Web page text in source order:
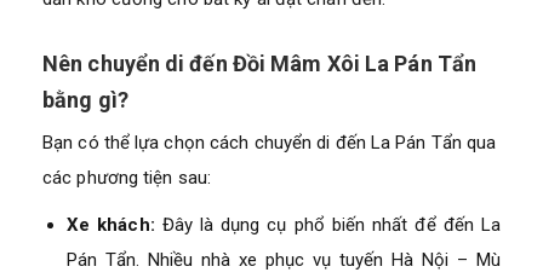
Nên chuyển di đến Đồi Mâm Xôi La Pán Tẩn
bằng gì?
Bạn có thể lựa chọn cách chuyển di đến La Pán Tẩn qua
các phương tiện sau:
Xe khách: Đây là dụng cụ phổ biến nhất để đến La
Pán Tẩn. Nhiều nhà xe phục vụ tuyến Hà Nội – Mù